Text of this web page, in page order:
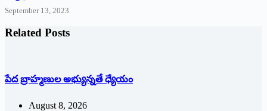
September 13, 2023
Related Posts
పేద బ్రాహ్మణుల అభ్యున్నతే ధ్యేయం
August 8, 2026